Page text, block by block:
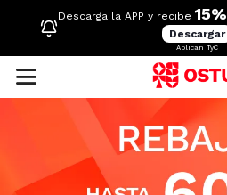
Descarga la APP y recibe 15%
Descargar
Aplican TyC